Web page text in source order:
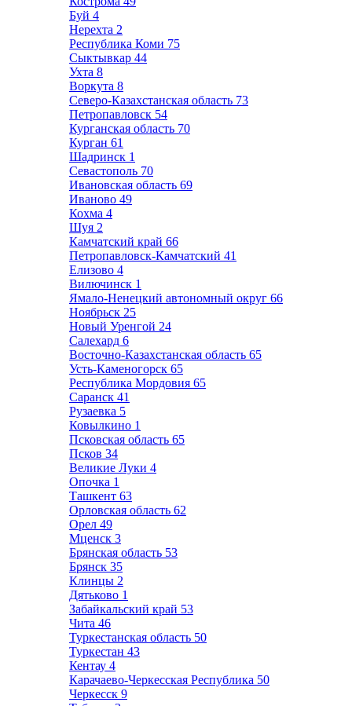
Буй 4
Нерехта 2
Республика Коми 75
Сыктывкар 44
Ухта 8
Воркута 8
Северо-Казахстанская область 73
Петропавловск 54
Курганская область 70
Курган 61
Шадринск 1
Севастополь 70
Ивановская область 69
Иваново 49
Кохма 4
Шуя 2
Камчатский край 66
Петропавловск-Камчатский 41
Елизово 4
Вилючинск 1
Ямало-Ненецкий автономный округ 66
Ноябрьск 25
Новый Уренгой 24
Салехард 6
Восточно-Казахстанская область 65
Усть-Каменогорск 65
Республика Мордовия 65
Саранск 41
Рузаевка 5
Ковылкино 1
Псковская область 65
Псков 34
Великие Луки 4
Опочка 1
Ташкент 63
Орловская область 62
Орел 49
Мценск 3
Брянская область 53
Брянск 35
Клинцы 2
Дятьково 1
Забайкальский край 53
Чита 46
Туркестанская область 50
Туркестан 43
Кентау 4
Карачаево-Черкесская Республика 50
Черкесск 9